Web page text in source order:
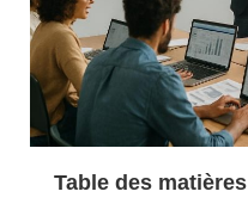
Table des matières